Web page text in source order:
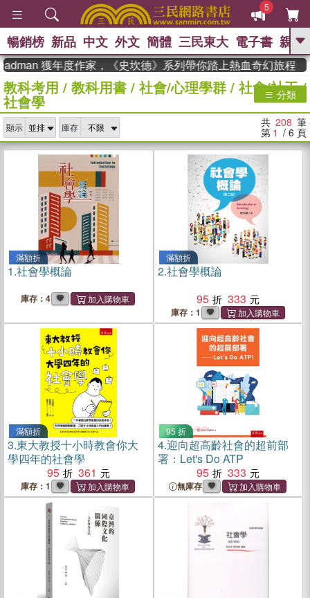
5
GO
熱搜： 東野圭吾 、 高希均教授回憶錄
、 、 、 如果歷
史是一群喵 、 暑期推薦 、 國際布克
台灣的李
登輝時代 、 數學女孩：黎曼猜想 、
偉大的迷走神經
暢銷榜 新品 中文 外文 簡體 三民東大 電子書 親子
年度作家，《史坎德》系列帶你踏上熱血奇幻旅程
教科考用 / 教科用書/ 社會/心理學群/ 社會/社工/
社會學 分類
顯示 庫存 共 208 筆
第 1 / 6 頁
滿額折
1.社會學概論
庫存：4
滿額折
2.社會學概論
95
333
庫存：1
滿額折
3.東大教授十小時教會你大
學四年的社會學
95
361
庫存：1
95 折
4.迎向超高齡社會的超前部
署：Let's Do ATP
95
333
無庫存